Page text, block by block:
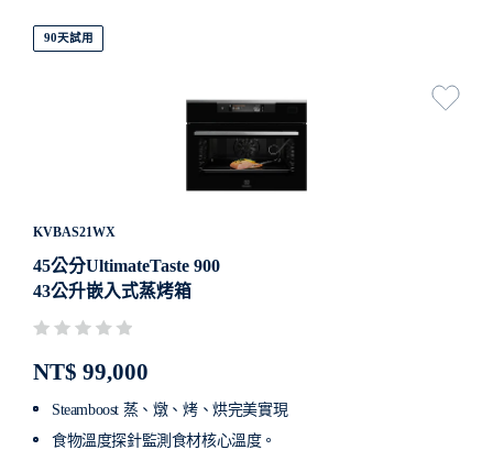
90天試用
KVBAS21WX
45公分UltimateTaste 900
43公升嵌入式蒸烤箱
NT$ 99,000
Steamboost 蒸、燉、烤、烘完美實現
食物溫度探針監測食材核心溫度。